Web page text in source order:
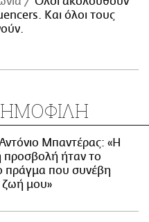
Και όλοι τους
Μπαντέρας: «Η
προσβολή ήταν το
πράγμα που συνέβη
ζωή μου»